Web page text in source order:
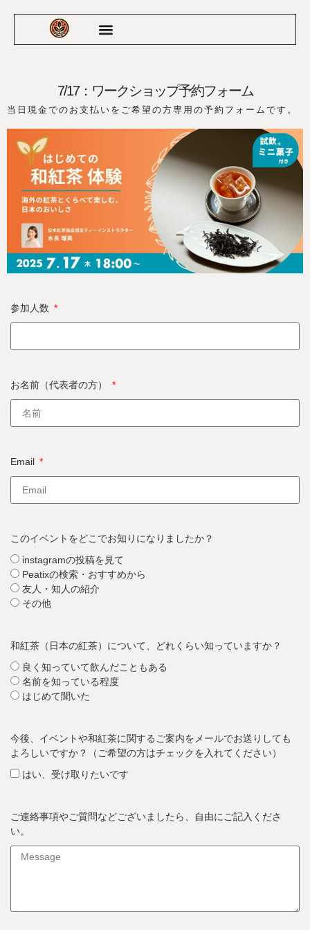
7/17：ワークショップ予約フォーム
当日現金でのお支払いをご希望の方専用の予約フォームです。
参加人数
お名前（代表者の方）
Email
このイベントをどこでお知りになりましたか？
instagramの投稿を見て
Peatixの検索・おすすめから
友人・知人の紹介
その他
和紅茶（日本の紅茶）について、どれくらい知っていますか？
良く知っていて飲んだこともある
名前を知っている程度
はじめて聞いた
今後、イベントや和紅茶に関するご案内をメールでお送りしても
よろしいですか？（ご希望の方はチェックを入れてください）
はい、受け取りたいです
ご連絡事項やご質問などございましたら、自由にご記入くださ
い。